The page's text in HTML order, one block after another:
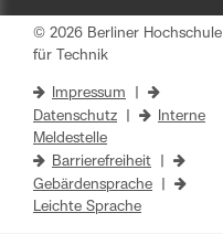
© 2026 Berliner Hochschule
für Technik
Impressum
Datenschutz
Interne
Meldestelle
Barrierefreiheit
Gebärdensprache
Leichte Sprache